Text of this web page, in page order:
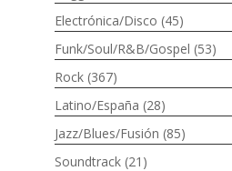
Electrónica/Disco (45)
Funk/Soul/R&B/Gospel (53)
Rock (367)
Latino/España (28)
Jazz/Blues/Fusión (85)
Soundtrack (21)